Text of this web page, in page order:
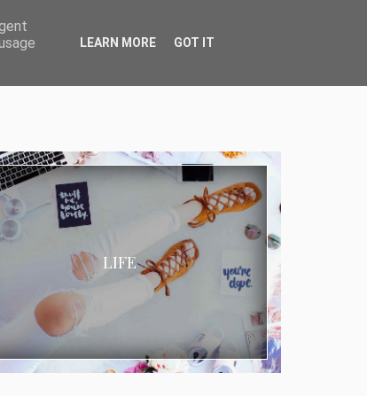
LIFE
LEARN MORE GOT IT